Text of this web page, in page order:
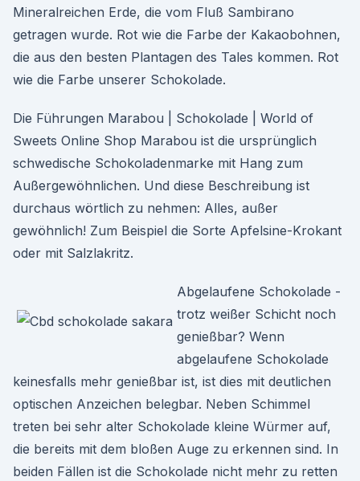
Mineralreichen Erde, die vom Fluß Sambirano
getragen wurde. Rot wie die Farbe der Kakaobohnen,
die aus den besten Plantagen des Tales kommen. Rot
wie die Farbe unserer Schokolade.
Die Führungen Marabou | Schokolade | World of
Sweets Online Shop Marabou ist die ursprünglich
schwedische Schokoladenmarke mit Hang zum
Außergewöhnlichen. Und diese Beschreibung ist
durchaus wörtlich zu nehmen: Alles, außer
gewöhnlich! Zum Beispiel die Sorte Apfelsine-Krokant
oder mit Salzlakritz.
Abgelaufene Schokolade -
trotz weißer Schicht noch
genießbar? Wenn
abgelaufene Schokolade
keinesfalls mehr genießbar ist, ist dies mit deutlichen
optischen Anzeichen belegbar. Neben Schimmel
treten bei sehr alter Schokolade kleine Würmer auf,
die bereits mit dem bloßen Auge zu erkennen sind. In
beiden Fällen ist die Schokolade nicht mehr zu retten